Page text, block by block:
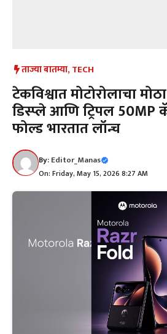
ताज्या बातम्या, TECH
टेकविश्वात मोटोरोलाचा
डिस्प्ले आणि ट्रिपल 50MP
फोल्ड भारतात लॉन्च
By:Editor_Manas
On: Friday, May 15, 2026 8:27 AM